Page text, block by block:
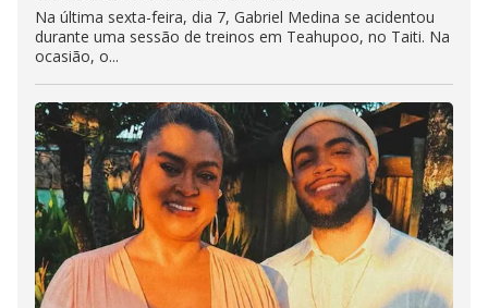
Na última sexta-feira, dia 7, Gabriel Medina se acidentou
durante uma sessão de treinos em Teahupoo, no Taiti. Na
ocasião, o...